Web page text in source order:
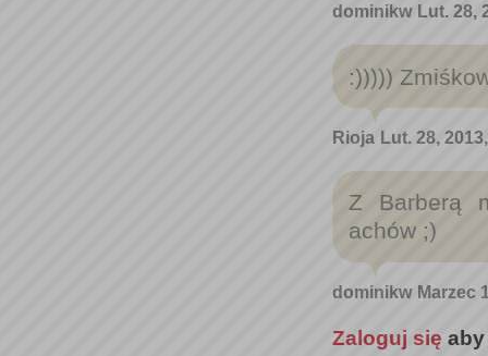
dominikw Lut. 28,
:)))))
Rioja Lut. 28,
Z Barberą
achów ;)
dominikw Marzec
Zaloguj się